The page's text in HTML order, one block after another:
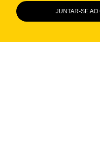
JUNTAR-SE